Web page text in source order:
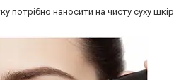
наносити на чисту суху